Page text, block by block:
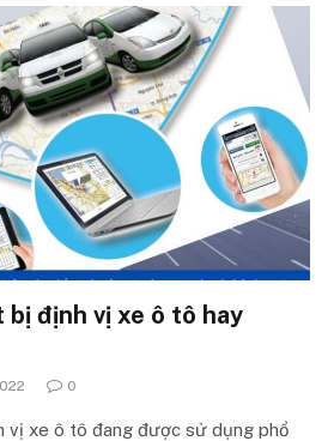
bị định vị xe ô tô hay
0
vị xe ô tô đang được sử dụng phổ